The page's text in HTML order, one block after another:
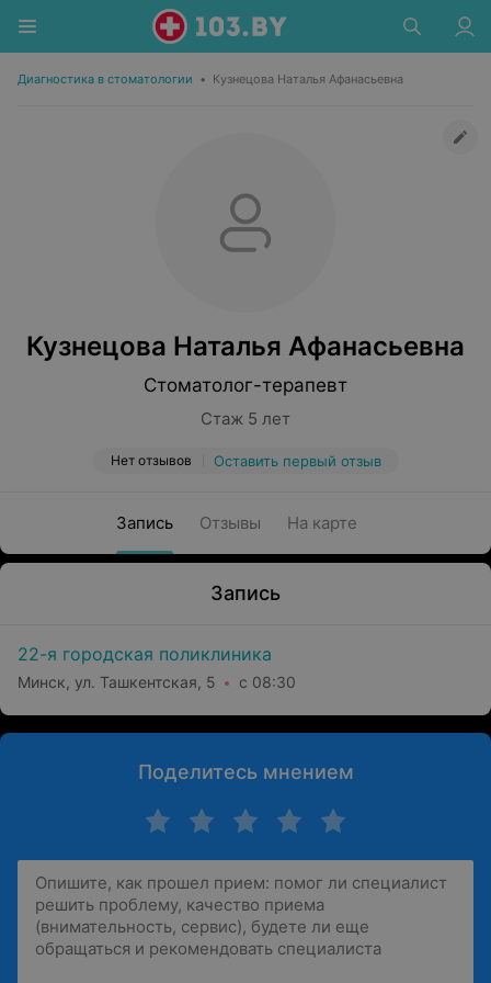
Диагностика в стоматологии • Кузнецова Наталья Афанасьевна
Кузнецова Наталья Афанасьевна
Стоматолог-терапевт
Стаж 5 лет
Нет отзывов Оставить первый отзыв
Запись Отзывы На карте
Запись
22-я городская поликлиника
Минск, ул. Ташкентская, 5 с 08:30
Поделитесь мнением